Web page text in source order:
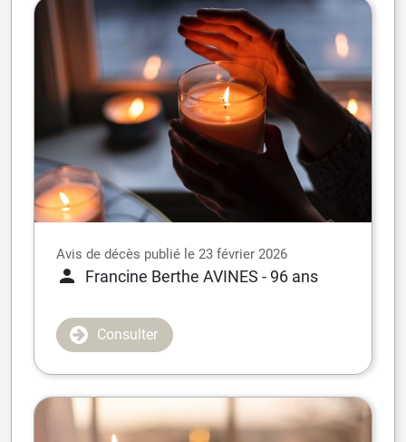
Avis de décès publié le 23 février 2026
Francine Berthe AVINES - 96 ans
Consulter